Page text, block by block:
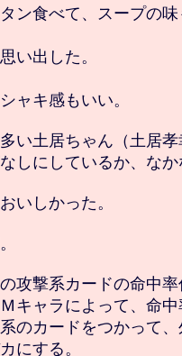
ン食べて、スープの
い出した。
ャキ感もいい。
い土居ちゃん（土居
しにしているか、な
いしかった。
攻撃系カードの命中
キャラによって、命中
のカードをつかって
にする。